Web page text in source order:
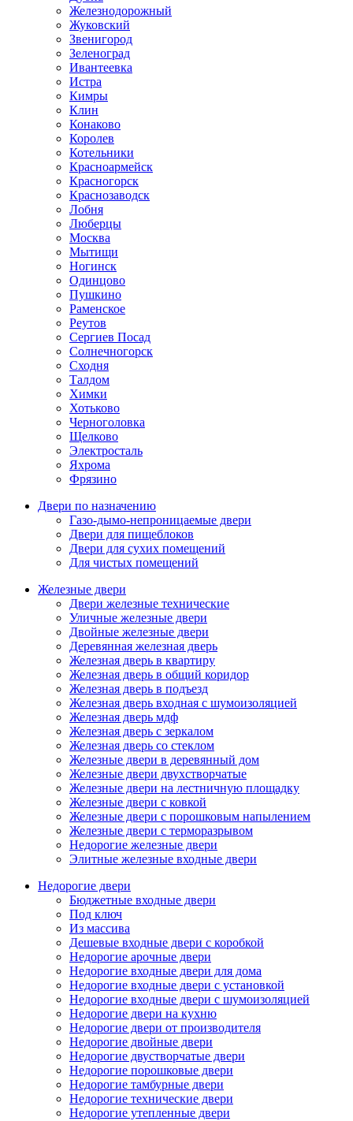
Железнодорожный
Жуковский
Звенигород
Зеленоград
Ивантеевка
Истра
Кимры
Клин
Конаково
Королев
Котельники
Красноармейск
Красногорск
Краснозаводск
Лобня
Люберцы
Москва
Мытищи
Ногинск
Одинцово
Пушкино
Раменское
Реутов
Сергиев Посад
Солнечногорск
Сходня
Талдом
Химки
Хотьково
Черноголовка
Щелково
Электросталь
Яхрома
Фрязино
Двери по назначению
Газо-дымо-непроницаемые двери
Двери для пищеблоков
Двери для сухих помещений
Для чистых помещений
Железные двери
Двери железные технические
Уличные железные двери
Двойные железные двери
Деревянная железная дверь
Железная дверь в квартиру
Железная дверь в общий коридор
Железная дверь в подъезд
Железная дверь входная с шумоизоляцией
Железная дверь мдф
Железная дверь с зеркалом
Железная дверь со стеклом
Железные двери в деревянный дом
Железные двери двухстворчатые
Железные двери на лестничную площадку
Железные двери с ковкой
Железные двери с порошковым напылением
Железные двери с терморазрывом
Недорогие железные двери
Элитные железные входные двери
Недорогие двери
Бюджетные входные двери
Под ключ
Из массива
Дешевые входные двери с коробкой
Недорогие арочные двери
Недорогие входные двери для дома
Недорогие входные двери с установкой
Недорогие входные двери с шумоизоляцией
Недорогие двери на кухню
Недорогие двери от производителя
Недорогие двойные двери
Недорогие двустворчатые двери
Недорогие порошковые двери
Недорогие тамбурные двери
Недорогие технические двери
Недорогие утепленные двери